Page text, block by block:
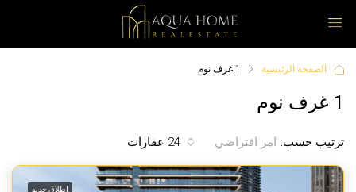
الصفحة الرئيسية 1 غرف نوم
1 غرف نوم
24 عقارات ترتيب حسب: امر افتراضي
إطلاق جديد